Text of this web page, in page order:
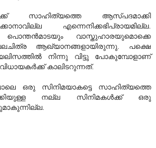
സാഹിത്യത്തെ ആസ്പദമാക്കി
എന്നെനിക്കഭിപ്രായമില്ല.
പൊന്തന്‍മാടയും വാസ്തുഹാരയുമൊക്കെ
ചലചിത്ര ആഖ്യാനങ്ങളായിരുന്നു. പക്ഷെ
നിന്നു വിട്ടു പോകുമ്പോളാണ്‌
കാലിടറുന്നത്.
ഒരു സിനിമയാകട്ടെ സാഹിത്യത്തെ
നല്ല സിനിമകള്‍ക്ക് ഒരു